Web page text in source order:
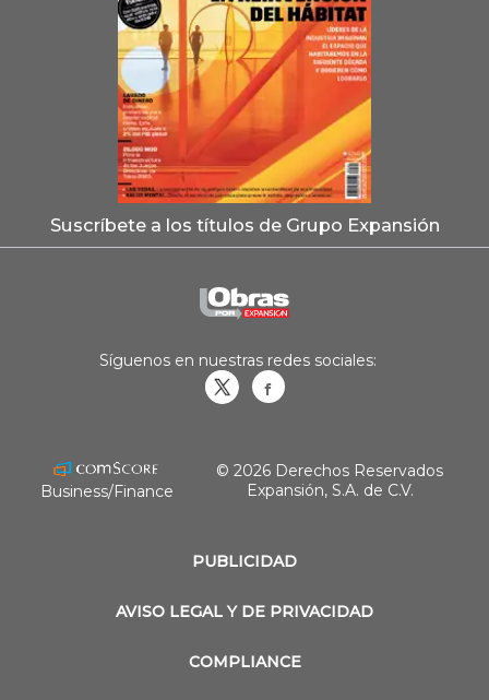
Suscríbete a los títulos de Grupo Expansión
PUBLICIDAD
AVISO LEGAL Y DE PRIVACIDAD
COMPLIANCE
Síguenos en nuestras redes sociales:
Business/Finance
© 2026 Derechos Reservados
Expansión, S.A. de C.V.